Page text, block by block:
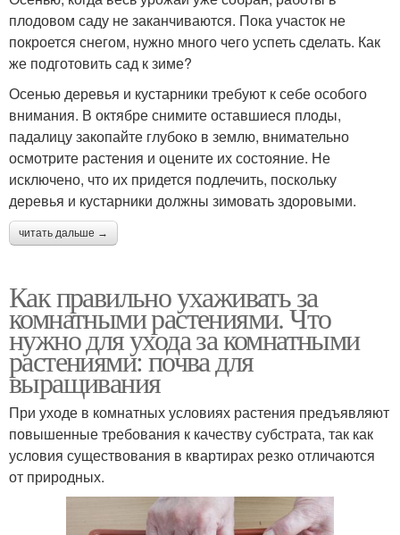
плодовом саду не заканчиваются. Пока участок не
покроется снегом, нужно много чего успеть сделать. Как
же подготовить сад к зиме?
Осенью деревья и кустарники требуют к себе особого
внимания. В октябре снимите оставшиеся плоды,
падалицу закопайте глубоко в землю, внимательно
осмотрите растения и оцените их состояние. Не
исключено, что их придется подлечить, поскольку
деревья и кустарники должны зимовать здоровыми.
читать дальше →
Как правильно ухаживать за
комнатными растениями. Что
нужно для ухода за комнатными
растениями: почва для
выращивания
При уходе в комнатных условиях растения предъявляют
повышенные требования к качеству субстрата, так как
условия существования в квартирах резко отличаются
от природных.